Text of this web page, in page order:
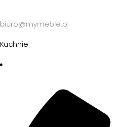
biuro@mymeble.pl
Kuchnie